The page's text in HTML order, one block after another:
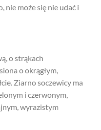
nie może się nie udać i
o strąkach
o okrągłym,
Ziarno soczewicy ma
i czerwonym,
wyrazistym